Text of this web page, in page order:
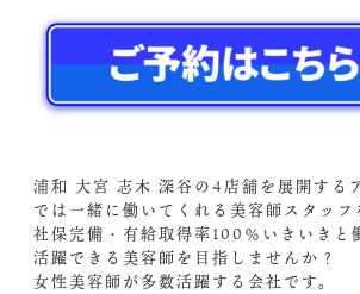
浦和 大宮 志木 深谷の4店舗を展開する
では一緒に働いてくれる美容師スタッフ
社保完備・有給取得率100％いきいきと
活躍できる美容師を目指しませんか？
女性美容師が多数活躍する会社です。